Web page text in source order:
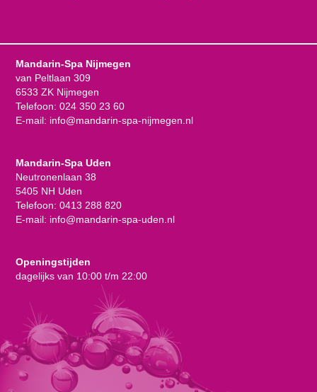
Mandarin-Spa Nijmegen
van Peltlaan 309
6533 ZK Nijmegen
Telefoon: 024 350 23 60
E-mail: info@mandarin-spa-nijmegen.nl
Mandarin-Spa Uden
Neutronenlaan 38
5405 NH Uden
Telefoon: 0413 288 820
E-mail: info@mandarin-spa-uden.nl
Openingstijden
dagelijks van 10:00 t/m 22:00